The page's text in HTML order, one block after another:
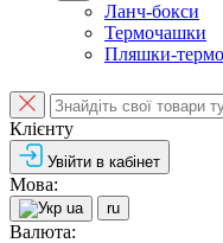
Ланч-бокси
Термочашки
Пляшки-
Клієнту
Увійти в кабінет
Мова:
ua ru
Валюта: